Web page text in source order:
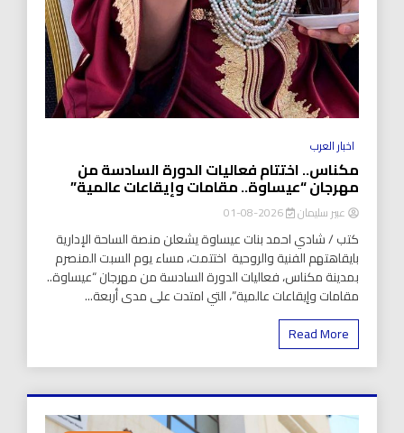
اخبار العرب
مكناس.. اختتام فعاليات الدورة السادسة من
مهرجان “عيساوة.. مقامات وإيقاعات عالمية”
عبير سليمان 2026-08-01
كتب / شادي احمد بنات عيساوة يشعلن منصة الساحة الإدارية
بايقاهتهم الفنية والروحية اختتمت، مساء يوم السبت المنصرم
بمدينة مكناس، فعاليات الدورة السادسة من مهرجان “عيساوة..
مقامات وإيقاعات عالمية”، التي امتدت على مدى أربعة...
Read More